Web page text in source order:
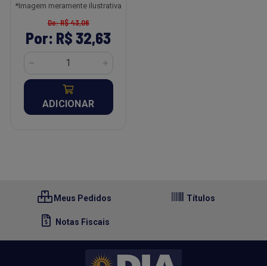
*Imagem meramente ilustrativa
De: R$ 43,06
Por: R$ 32,63
ADICIONAR
Meus Pedidos Títulos
Notas Fiscais